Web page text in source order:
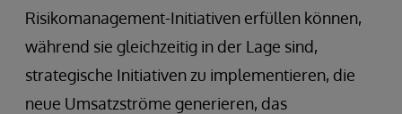
Risikomanagement-Initiativen erfüllen können,
während sie gleichzeitig in der Lage sind,
strategische Initiativen zu implementieren, die
neue Umsatzströme generieren, das